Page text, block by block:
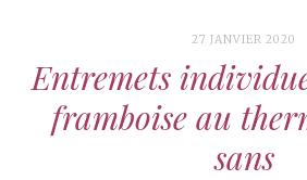
27 JANVIER 2020
Entremets
framboise au
sans